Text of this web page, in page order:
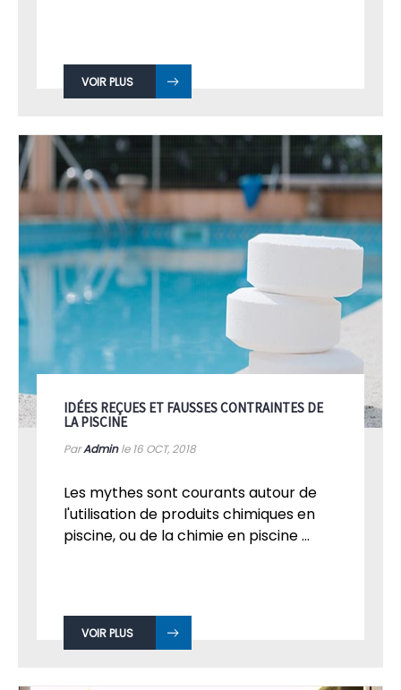
VOIR PLUS
IDÉES REÇUES ET FAUSSES CONTRAINTES DE
LA PISCINE
ParAdminle 16 OCT, 2018
Les mythes sont courants autour de
l'utilisation de produits chimiques en
piscine, ou de la chimie en piscine ...
VOIR PLUS